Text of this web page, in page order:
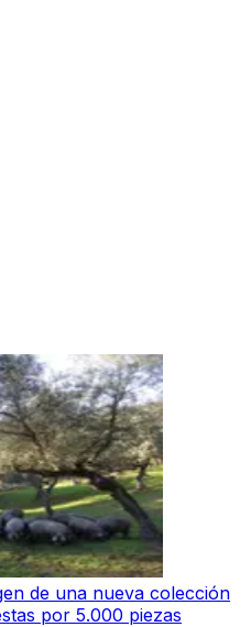
de una nueva colección
por 5.000 piezas